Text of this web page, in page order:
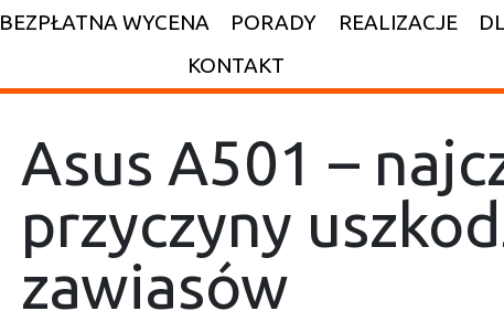
BEZPŁATNA WYCENA PORADY REALIZACJE
KONTAKT
Asus A501 –
przyczyny
zawiasów